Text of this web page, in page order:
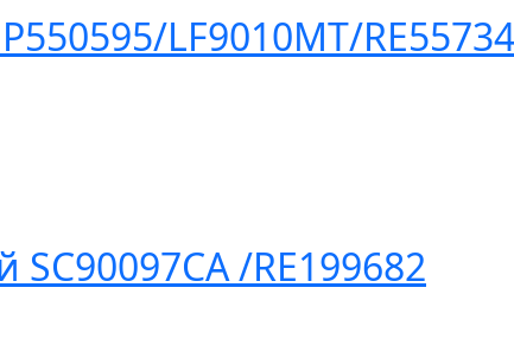
LF9010MT/
RE58935
/RE199682